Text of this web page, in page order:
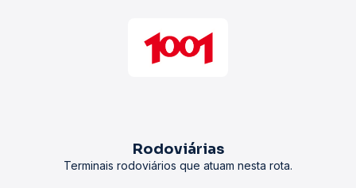
Rodoviárias
Terminais rodoviários que atuam nesta rota.